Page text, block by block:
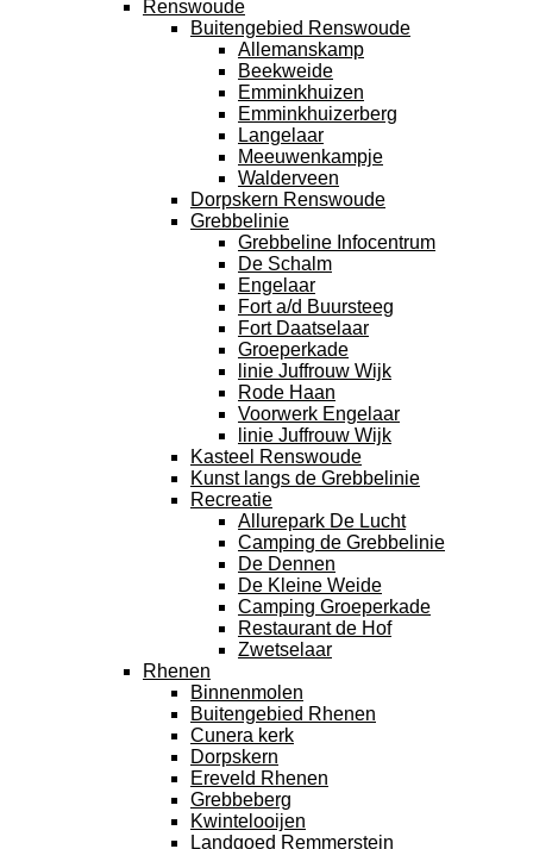
Renswoude
Buitengebied Renswoude
Allemanskamp
Beekweide
Emminkhuizen
Emminkhuizerberg
Langelaar
Meeuwenkampje
Walderveen
Dorpskern Renswoude
Grebbelinie
Grebbeline Infocentrum
De Schalm
Engelaar
Fort a/d Buursteeg
Fort Daatselaar
Groeperkade
linie Juffrouw Wijk
Rode Haan
Voorwerk Engelaar
linie Juffrouw Wijk
Kasteel Renswoude
Kunst langs de Grebbelinie
Recreatie
Allurepark De Lucht
Camping de Grebbelinie
De Dennen
De Kleine Weide
Camping Groeperkade
Restaurant de Hof
Zwetselaar
Rhenen
Binnenmolen
Buitengebied Rhenen
Cunera kerk
Dorpskern
Ereveld Rhenen
Grebbeberg
Kwintelooijen
Landgoed Remmerstein